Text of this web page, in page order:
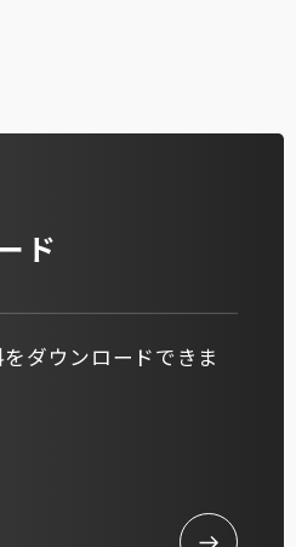
ド
ダウンロードできま